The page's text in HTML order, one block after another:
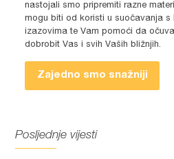
nastojali smo pripremiti razne
mogu biti od koristi u suočavanja s
izazovima te Vam pomoći da
dobrobit Vas i svih Vaših bližnjih.
Zajedno smo snažniji
Posljednje vijesti